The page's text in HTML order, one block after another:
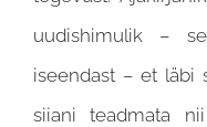
uudishimulik –
iseendast – et läbi
siiani teadmata